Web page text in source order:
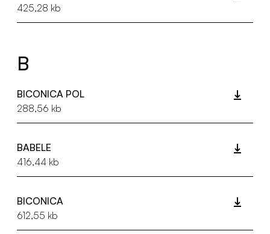
425,28 kb
B
BICONICA POL
288,56 kb
BABELE
416,44 kb
BICONICA
612,55 kb